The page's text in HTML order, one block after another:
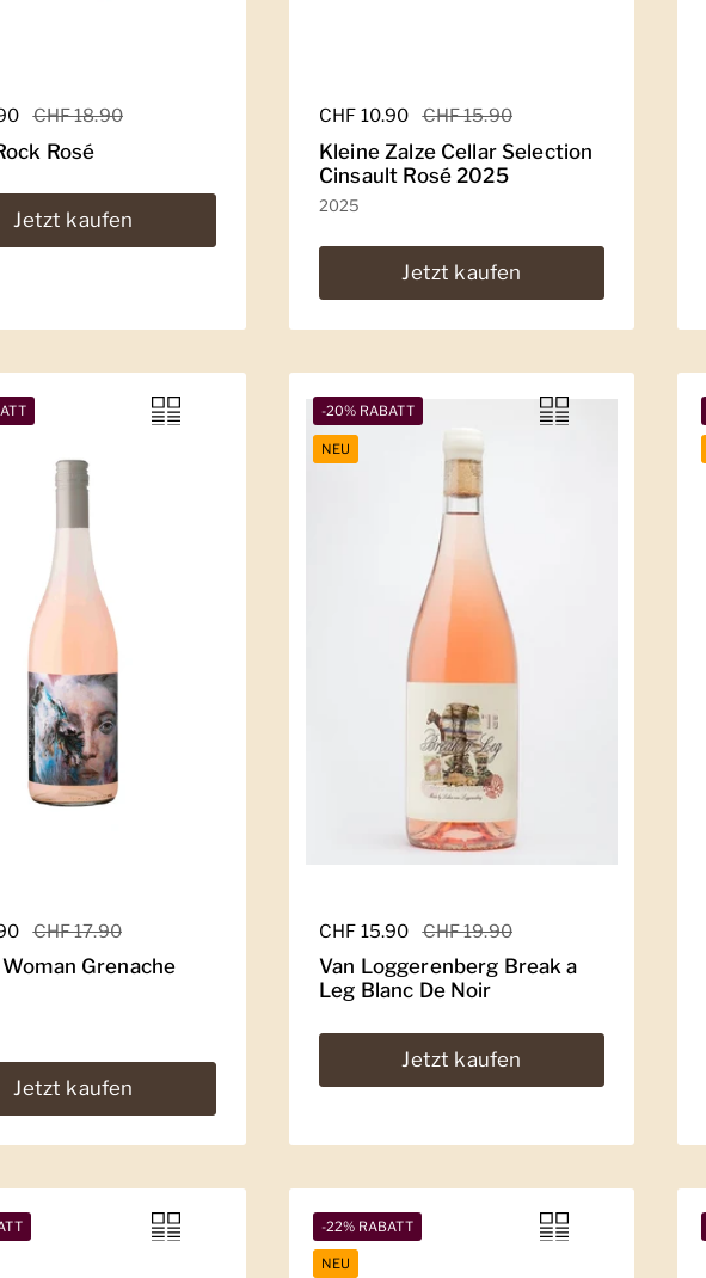
Preis
Sale-Preis
CHF 18.90
Rosé
Jetzt kaufen
Regulärer Preis
CHF 10.90 Sale-Preis
CHF 15.90
Kleine Zalze Cellar Selection
Cinsault Rosé 2025
2025
Jetzt kaufen
Preis
Sale-Preis
CHF 17.90
Grenache
Jetzt kaufen
Regulärer Preis
CHF 15.90 Sale-Preis
CHF 19.90
Van Loggerenberg Break a
Leg Blanc De Noir
Jetzt kaufen
-20% RABATT
NEU
-22% RABATT
NEU